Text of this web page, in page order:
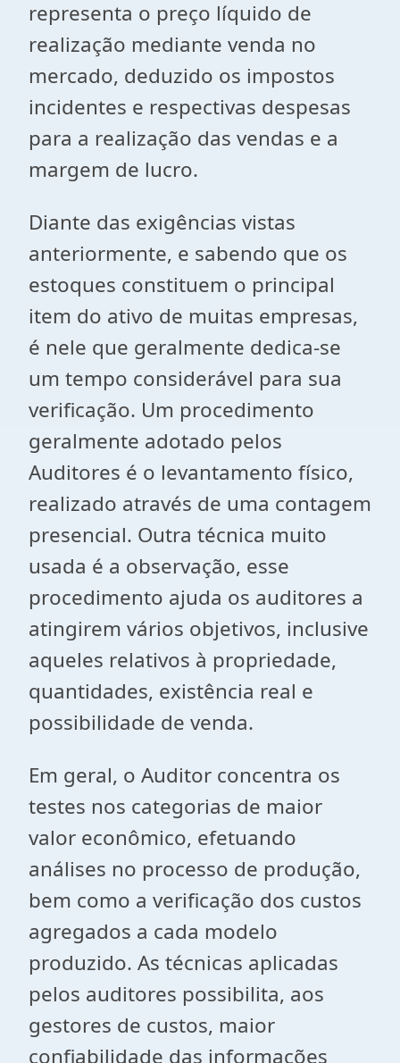
representa o preço líquido de
realização mediante venda no
mercado, deduzido os impostos
incidentes e respectivas despesas
para a realização das vendas e a
margem de lucro.
Diante das exigências vistas
anteriormente, e sabendo que os
estoques constituem o principal
item do ativo de muitas empresas,
é nele que geralmente dedica-se
um tempo considerável para sua
verificação. Um procedimento
geralmente adotado pelos
Auditores é o levantamento físico,
realizado através de uma contagem
presencial. Outra técnica muito
usada é a observação, esse
procedimento ajuda os auditores a
atingirem vários objetivos, inclusive
aqueles relativos à propriedade,
quantidades, existência real e
possibilidade de venda.
Em geral, o Auditor concentra os
testes nos categorias de maior
valor econômico, efetuando
análises no processo de produção,
bem como a verificação dos custos
agregados a cada modelo
produzido. As técnicas aplicadas
pelos auditores possibilita, aos
gestores de custos, maior
confiabilidade das informações